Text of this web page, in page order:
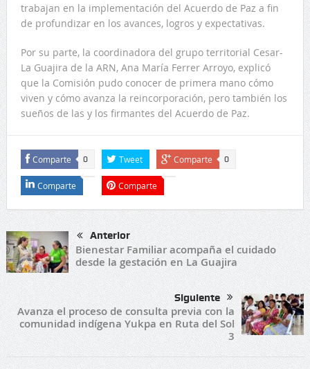
trabajan en la implementación del Acuerdo de Paz a fin
de profundizar en los avances, logros y expectativas.
Por su parte, la coordinadora del grupo territorial Cesar-
La Guajira de la ARN, Ana María Ferrer Arroyo, explicó
que la Comisión pudo conocer de primera mano cómo
viven y cómo avanza la reincorporación, pero también los
sueños de las y los firmantes del Acuerdo de Paz.
Comparte 0 Tweet Comparte 0
Comparte Comparte
Anterior
Bienestar Familiar acompaña el cuidado
desde la gestación en La Guajira
Siguiente
Avanza el proceso de consulta previa con la
comunidad indígena Yukpa en Ruta del Sol
3